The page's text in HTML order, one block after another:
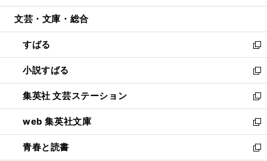
開
ウ
開
く
ン
ウ
で
開
く
ウ
ン
ド
ウ
で
開
く
文芸・文庫・総合
すばる
新
し
い
ウ
ィ
ン
ド
ウ
で
小説すばる
新
し
い
ウ
ィ
ン
ド
集英社 文芸ステーション
新
し
い
ウ
ィ
web 集英社文庫
新
し
い
青春と読書
新